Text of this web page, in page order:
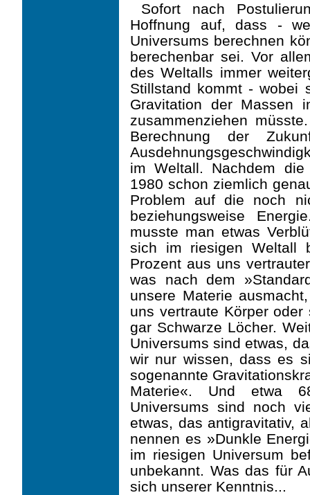
Sofort nach
Hoffnung auf, dass -
Universums berechnen
berechenbar sei. Vor
des Weltalls immer
Stillstand kommt - wobei
Gravitation der Massen
zusammenziehen
Berechnung der
im Weltall. Nachdem die
1980 schon ziemlich
Problem auf die noch
beziehungsweise
musste man etwas
sich im riesigen Weltall
Prozent aus uns
was nach dem
unsere Materie
uns vertraute Körper
gar Schwarze Löcher.
Universums sind etwas,
wir nur wissen, dass es
sogenannte
Materie«. Und etwa
Universums sind noch
etwas, das antigravitativ,
nennen es »Dunkle
im riesigen Universum
unbekannt. Was das für
sich unserer Kenntnis...